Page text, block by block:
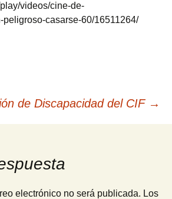
videos/cine-de-
peligroso-casarse-60/16511264/
de Discapacidad del CIF →
electrónico no será publicada. Los